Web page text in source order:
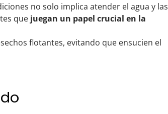
no solo implica atender el agua y las
que juegan un papel crucial en la
flotantes, evitando que ensucien el